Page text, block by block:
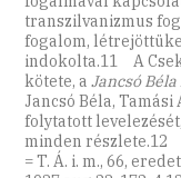
transzilvanizmus
fogalom,
indokolta.11 A
kötete, aJancsó
Jancsó Béla,
folytatott
minden részlete.12
= T. Á. i. m., 66,